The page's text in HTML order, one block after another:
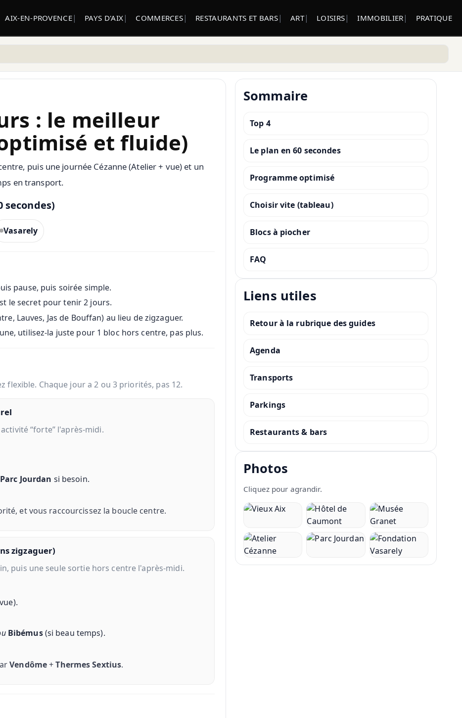
AIX-EN-PROVENCE PAYS D'AIX COMMERCES RESTAURANTS ET BARS ART LOISIRS IMMOBILIER PRATIQUE
: le meilleur
et fluide)
puis une journée Cézanne (Atelier + vue) et un
en transport.
secondes)
Vasarely
pause, puis soirée simple.
le secret pour tenir 2 jours.
Lauves, Jas de Bouffan) au lieu de zigzaguer.
utilisez-la juste pour 1 bloc hors centre, pas plus.
flexible. Chaque jour a 2 ou 3 priorités, pas 12.
“forte” l'après-midi.
Parc Jourdan si besoin.
et vous raccourcissez la boucle centre.
zigzaguer)
puis une seule sortie hors centre l'après-midi.
Bibémus(si beau temps).
Vendôme+Thermes Sextius.
Sommaire
Top 4
Le plan en 60 secondes
Programme optimisé
Choisir vite (tableau)
Blocs à piocher
FAQ
Liens utiles
Retour à la rubrique des guides
Agenda
Transports
Parkings
Restaurants & bars
Photos
Cliquez pour agrandir.